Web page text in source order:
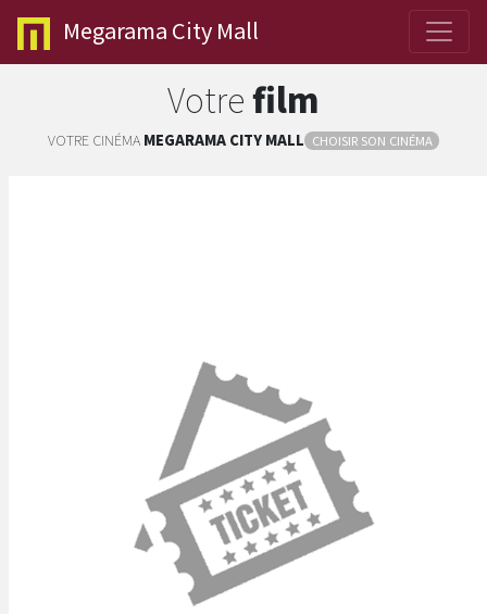
Megarama City Mall
Votrefilm
VOTRE CINÉMA MEGARAMACITY MALL CHOISIR SON CINÉMA